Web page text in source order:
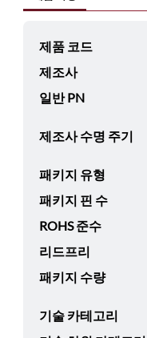
제품 코드
제조사
일반 PN
제조사 수명 주기
패키지 유형
패키지 핀 수
ROHS 준수
리드프리
패키지 수량
기술 카테고리